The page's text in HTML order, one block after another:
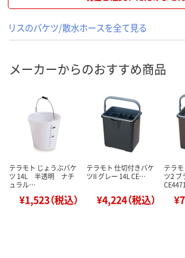
リスのバケツ/散水ホースを全て見る
メーカーからのおすすめ商品
テラモト じょうぶバケ
ツ 14L 半透明 ナチ
ュラル…
¥1,523（税込）
テラモト 仕切付きバケ
ツII グレー 14L CE…
¥4,224（税込）
テラ
ツ2 ブ